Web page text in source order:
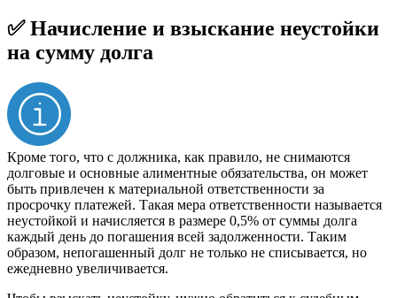
✅Начисление и взыскание неустойки
на сумму долга
Кроме того, что с должника, как правило, не снимаются
долговые и основные алиментные обязательства, он может
быть привлечен к материальной ответственности за
просрочку платежей. Такая мера ответственности называется
неустойкой и начисляется в размере 0,5% от суммы долга
каждый день до погашения всей задолженности. Таким
образом, непогашенный долг не только не списывается, но
ежедневно увеличивается.